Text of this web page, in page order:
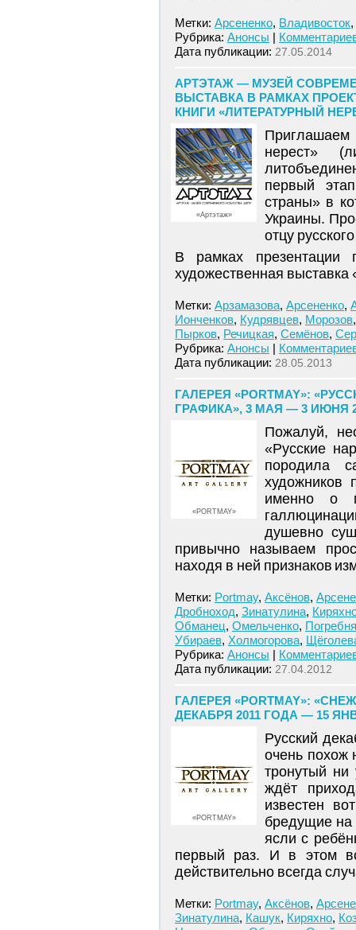
Метки: Арсененко, Владивосток,
Рубрика: Анонсы |
Дата публикации: 27.05.2014
АРТЭТАЖ — МУЗЕЙ
ВЫСТАВКА В РАМКАХ
КНИГИ «ЛИТЕРАТУРНЫЙ
«Артэтаж»
нерест»
первый
страны» в
Украины.
отцу
В рамках
художественная
Метки: Арзамазова, Арсененко,
Ионченков, Кудрявцев, Морозов
Пырков, Речицкая, Семёнов,
Рубрика: Анонсы |
Дата публикации: 28.05.2013
ГАЛЕРЕЯ «PORTMAY»:
ГРАФИКА», 3 МАЯ — 3 ИЮНЯ
«PORTMAY»
Пожалуй,
«Русские
породила
художников
именно о
душевно
привычно называем
находя в ней признаков
Метки: Portmay, Аксёнов,
Дробноход, Зинатулина,
Обманец, Омельченко,
Убираев, Холмогорова,
Рубрика: Анонсы |
Дата публикации: 27.04.2012
ГАЛЕРЕЯ «PORTMAY»:
ДЕКАБРЯ 2011 ГОДА — 15
«PORTMAY»
Русский
очень похож
тронутый
ждёт
известен
бредущие на
ясли с
первый раз. И в этом
действительно всегда
Метки: Portmay, Аксёнов,
Зинатулина, Кашук, Киряхно,